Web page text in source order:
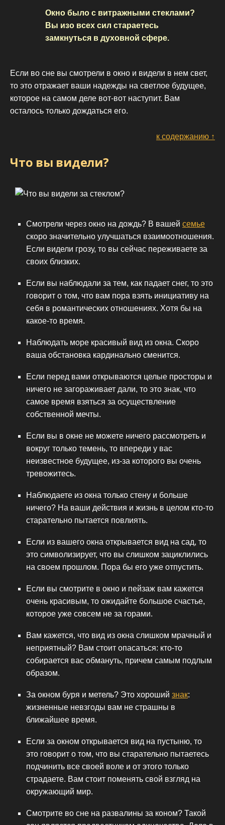
Окно было с витражными стеклами?
Вы изо всех сил стараетесь
замкнуться в духовной сфере.
Если во сне вы смотрели в окно и видели в нем свет,
то это отражает ваши надежды на светлое будущее,
которое на самом деле вот-вот наступит. Вам
осталось только дождаться его.
к содержанию ↑
Что вы видели?
Смотрели через окно на дождь? В вашей семье
скоро значительно улучшаться взаимоотношения.
Если видели грозу, то вы сейчас переживаете за
своих близких.
Если вы наблюдали за тем, как падает снег, то это
говорит о том, что вам пора взять инициативу на
себя в романтических отношениях. Хотя бы на
какое-то время.
Наблюдать море красивый вид из окна. Скоро
ваша обстановка кардинально сменится.
Если перед вами открываются целые просторы и
ничего не загораживает дали, то это знак, что
самое время взяться за осуществление
собственной мечты.
Если вы в окне не можете ничего рассмотреть и
вокруг только темень, то впереди у вас
неизвестное будущее, из-за которого вы очень
тревожитесь.
Наблюдаете из окна только стену и больше
ничего? На ваши действия и жизнь в целом кто-то
старательно пытается повлиять.
Если из вашего окна открывается вид на сад, то
это символизирует, что вы слишком зациклились
на своем прошлом. Пора бы его уже отпустить.
Если вы смотрите в окно и пейзаж вам кажется
очень красивым, то ожидайте большое счастье,
которое уже совсем не за горами.
Вам кажется, что вид из окна слишком мрачный и
неприятный? Вам стоит опасаться: кто-то
собирается вас обмануть, причем самым подлым
образом.
За окном буря и метель? Это хороший знак:
жизненные невзгоды вам не страшны в
ближайшее время.
Если за окном открывается вид на пустыню, то
это говорит о том, что вы старательно пытаетесь
подчинить все своей воле и от этого только
страдаете. Вам стоит поменять свой взгляд на
окружающий мир.
Смотрите во сне на развалины за коном? Такой